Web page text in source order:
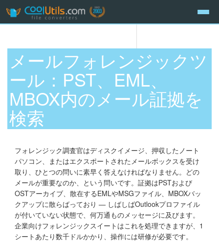
メールフォレンジックツ
ール：PST、EML、
MBOX内のメール証拠を
検索
フォレンジック調査官はディスクイメージ、押収したノート
パソコン、またはエクスポートされたメールボックスを受け
取り、ひとつの問いに素早く答えなければなりません。どの
メールが重要なのか、という問いです。証拠はPSTおよび
OSTアーカイブ、散在するEMLやMSGファイル、MBOXバッ
クアップに散らばっており — しばしばOutlookプロファイル
が付いていない状態で、何万通ものメッセージに及びます。
企業向けフォレンジックスイートはこれを処理できますが、1
シートあたり数千ドルかかり、操作には研修が必要です。